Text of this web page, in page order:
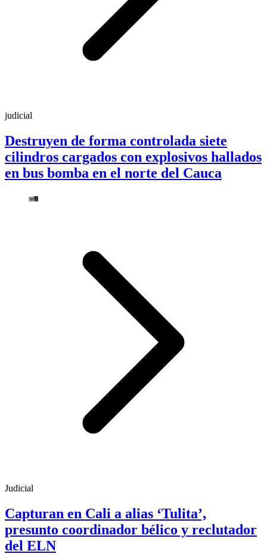
judicial
Destruyen de forma controlada siete
cilindros cargados con explosivos hallados
en bus bomba en el norte del Cauca
Judicial
Capturan en Cali a alias ‘Tulita’,
presunto coordinador bélico y reclutador
del ELN